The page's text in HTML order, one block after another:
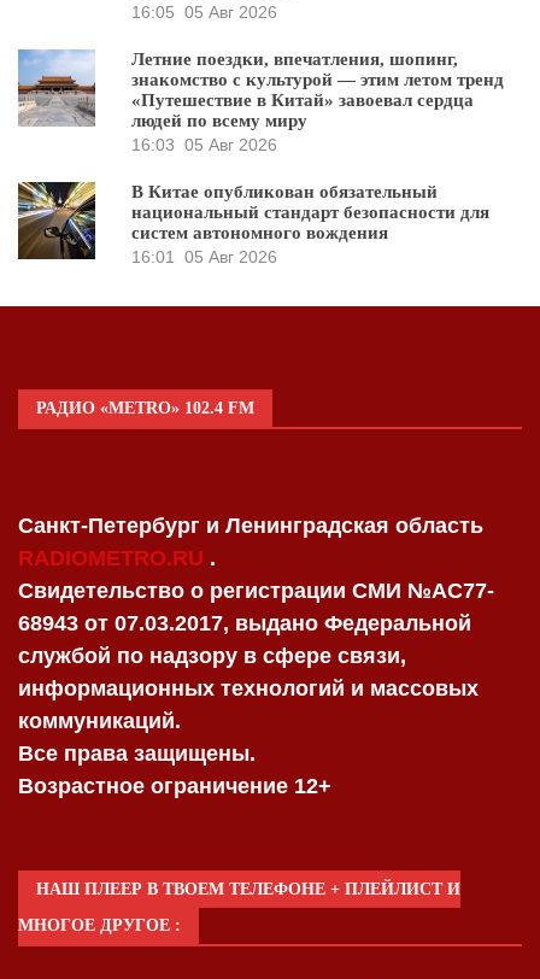
16:05 05 Авг 2026
Летние поездки, впечатления, шопинг,
знакомство с культурой — этим летом тренд
«Путешествие в Китай» завоевал сердца
людей по всему миру
16:03 05 Авг 2026
В Китае опубликован обязательный
национальный стандарт безопасности для
систем автономного вождения
16:01 05 Авг 2026
РАДИО «METRO» 102.4 FM
Санкт-Петербург и Ленинградская область
RADIOMETRO.RU .
Свидетельство о регистрации СМИ №AC77-
68943 от 07.03.2017, выдано Федеральной
службой по надзору в сфере связи,
информационных технологий и массовых
коммуникаций.
Все права защищены.
Возрастное ограничение 12+
НАШ ПЛЕЕР В ТВОЕМ ТЕЛЕФОНЕ + ПЛЕЙЛИСТ И
МНОГОЕ ДРУГОЕ :